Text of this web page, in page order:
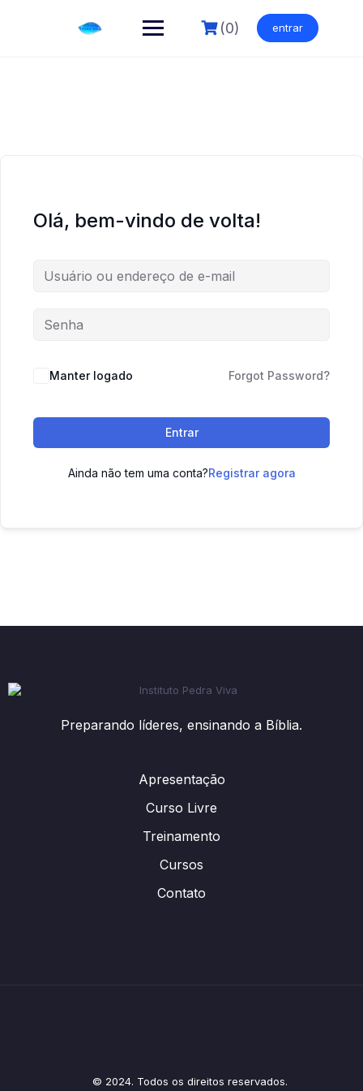
(0) entrar
Olá, bem-vindo de volta!
Manter logado Forgot Password?
Entrar
Ainda não tem uma conta?Registrar agora
Preparando líderes, ensinando a Bíblia.
Apresentação
Curso Livre
Treinamento
Cursos
Contato
© 2024. Todos os direitos reservados.